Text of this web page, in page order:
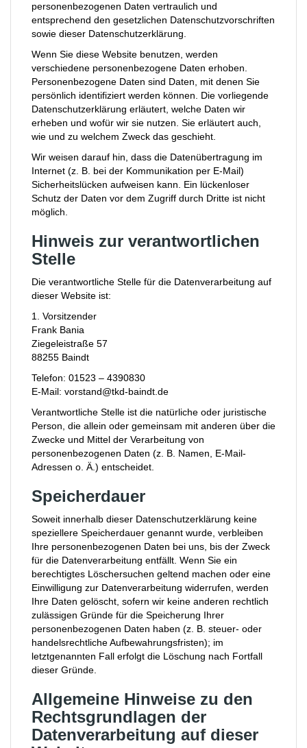
personenbezogenen Daten vertraulich und
entsprechend den gesetzlichen Datenschutzvorschriften
sowie dieser Datenschutzerklärung.
Wenn Sie diese Website benutzen, werden
verschiedene personenbezogene Daten erhoben.
Personenbezogene Daten sind Daten, mit denen Sie
persönlich identifiziert werden können. Die vorliegende
Datenschutzerklärung erläutert, welche Daten wir
erheben und wofür wir sie nutzen. Sie erläutert auch,
wie und zu welchem Zweck das geschieht.
Wir weisen darauf hin, dass die Datenübertragung im
Internet (z. B. bei der Kommunikation per E-Mail)
Sicherheitslücken aufweisen kann. Ein lückenloser
Schutz der Daten vor dem Zugriff durch Dritte ist nicht
möglich.
Hinweis zur verantwortlichen
Stelle
Die verantwortliche Stelle für die Datenverarbeitung auf
dieser Website ist:
1. Vorsitzender
Frank Bania
Ziegeleistraße 57
88255 Baindt
Telefon: 01523 – 4390830
E-Mail: vorstand@tkd-baindt.de
Verantwortliche Stelle ist die natürliche oder juristische
Person, die allein oder gemeinsam mit anderen über die
Zwecke und Mittel der Verarbeitung von
personenbezogenen Daten (z. B. Namen, E-Mail-
Adressen o. Ä.) entscheidet.
Speicherdauer
Soweit innerhalb dieser Datenschutzerklärung keine
speziellere Speicherdauer genannt wurde, verbleiben
Ihre personenbezogenen Daten bei uns, bis der Zweck
für die Datenverarbeitung entfällt. Wenn Sie ein
berechtigtes Löschersuchen geltend machen oder eine
Einwilligung zur Datenverarbeitung widerrufen, werden
Ihre Daten gelöscht, sofern wir keine anderen rechtlich
zulässigen Gründe für die Speicherung Ihrer
personenbezogenen Daten haben (z. B. steuer- oder
handelsrechtliche Aufbewahrungsfristen); im
letztgenannten Fall erfolgt die Löschung nach Fortfall
dieser Gründe.
Allgemeine Hinweise zu den
Rechtsgrundlagen der
Datenverarbeitung auf dieser